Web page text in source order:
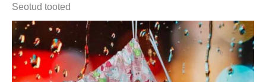
Seotud tooted